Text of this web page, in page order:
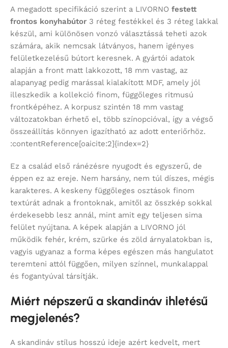
A megadott specifikáció szerint a LIVORNO festett
frontos konyhabútor 3 réteg festékkel és 3 réteg lakkal
készül, ami különösen vonzó választássá teheti azok
számára, akik nemcsak látványos, hanem igényes
felületkezelésű bútort keresnek. A gyártói adatok
alapján a front matt lakkozott, 18 mm vastag, az
alapanyag pedig marással kialakított MDF, amely jól
illeszkedik a kollekció finom, függőleges ritmusú
frontképéhez. A korpusz szintén 18 mm vastag
változatokban érhető el, több színopcióval, így a végső
összeállítás könnyen igazítható az adott enteriőrhöz.
:contentReference[oaicite:2]{index=2}
Ez a család első ránézésre nyugodt és egyszerű, de
éppen ez az ereje. Nem harsány, nem túl díszes, mégis
karakteres. A keskeny függőleges osztások finom
textúrát adnak a frontoknak, amitől az összkép sokkal
érdekesebb lesz annál, mint amit egy teljesen sima
felület nyújtana. A képek alapján a LIVORNO jól
működik fehér, krém, szürke és zöld árnyalatokban is,
vagyis ugyanaz a forma képes egészen más hangulatot
teremteni attól függően, milyen színnel, munkalappal
és fogantyúval társítják.
Miért népszerű a skandináv ihletésű
megjelenés?
A skandináv stílus hosszú ideje azért kedvelt, mert